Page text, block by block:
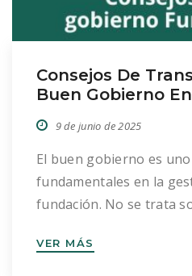
Consejos De
Buen Gobierno
9 de junio de 2025
El buen gobierno es
fundamentales en la
fundación. No se trata
cultura organizativa
VER MÁS